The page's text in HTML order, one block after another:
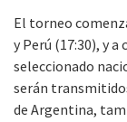
El torneo
y Perú (17:30), y
seleccionado
serán
de Argentina,